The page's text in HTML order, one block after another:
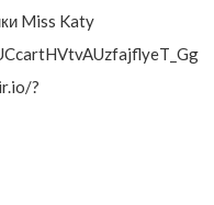
Miss Katy
?